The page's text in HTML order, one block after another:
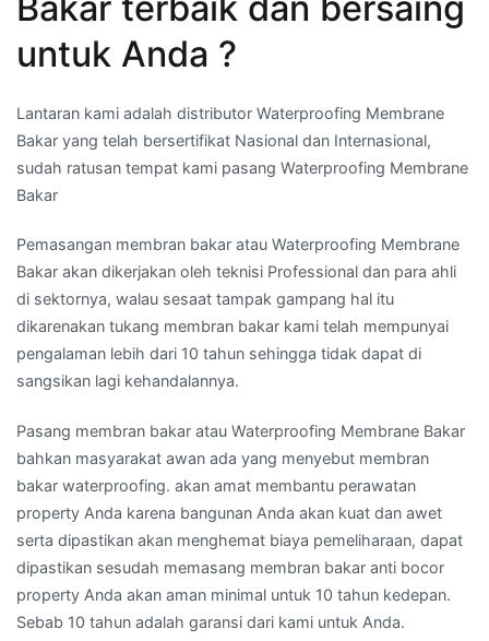
untuk Anda ?
Lantaran kami adalah distributor Waterproofing Membrane
Bakar yang telah bersertifikat Nasional dan Internasional,
sudah ratusan tempat kami pasang Waterproofing Membrane
Bakar
Pemasangan membran bakar atau Waterproofing Membrane
Bakar akan dikerjakan oleh teknisi Professional dan para ahli
di sektornya, walau sesaat tampak gampang hal itu
dikarenakan tukang membran bakar kami telah mempunyai
pengalaman lebih dari 10 tahun sehingga tidak dapat di
sangsikan lagi kehandalannya.
Pasang membran bakar atau Waterproofing Membrane Bakar
bahkan masyarakat awan ada yang menyebut membran
bakar waterproofing. akan amat membantu perawatan
property Anda karena bangunan Anda akan kuat dan awet
serta dipastikan akan menghemat biaya pemeliharaan, dapat
dipastikan sesudah memasang membran bakar anti bocor
property Anda akan aman minimal untuk 10 tahun kedepan.
Sebab 10 tahun adalah garansi dari kami untuk Anda.